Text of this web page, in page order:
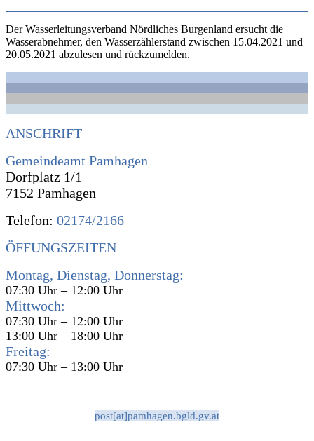
Der Wasserleitungsverband Nördliches Burgenland ersucht die
Wasserabnehmer, den Wasserzählerstand zwischen 15.04.2021 und
20.05.2021 abzulesen und rückzumelden.
ANSCHRIFT
Gemeindeamt Pamhagen
Dorfplatz 1/1
7152 Pamhagen
Telefon: 02174/2166
ÖFFUNGSZEITEN
Montag, Dienstag, Donnerstag:
07:30 Uhr – 12:00 Uhr
Mittwoch:
07:30 Uhr – 12:00 Uhr
13:00 Uhr – 18:00 Uhr
Freitag:
07:30 Uhr – 13:00 Uhr
post[at]pamhagen.bgld.gv.at